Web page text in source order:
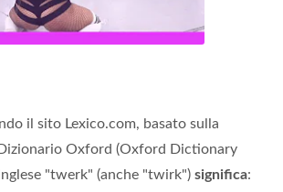
il sito Lexico.com, basato sulla
Oxford (Oxford Dictionary
"twerk" (anche "twirk") significa: